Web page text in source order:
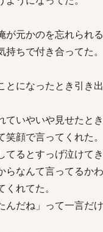
が元かのを忘れられ
ちで付き合ってた。
とになったとき引き
ていやいや見せたと
笑顔で言ってくれた。
るとすっげ泣けてき
らなんて言ってるか
れてた。
んだね」って一言だ